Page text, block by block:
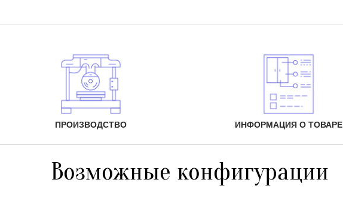
ПРОИЗВОДСТВО ИНФОРМАЦИЯ О ТОВАРЕ
Возможные конфигурации